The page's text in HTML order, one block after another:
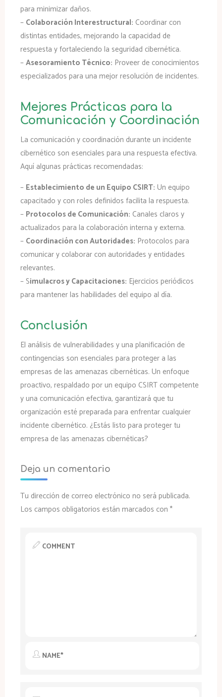
para minimizar daños.
– Colaboración Interestructural: Coordinar con
distintas entidades, mejorando la capacidad de
respuesta y fortaleciendo la seguridad cibernética.
– Asesoramiento Técnico: Proveer de conocimientos
especializados para una mejor resolución de incidentes.
Mejores Prácticas para la
Comunicación y Coordinación
La comunicación y coordinación durante un incidente
cibernético son esenciales para una respuesta efectiva.
Aquí algunas prácticas recomendadas:
– Establecimiento de un Equipo CSIRT: Un equipo
capacitado y con roles definidos facilita la respuesta.
– Protocolos de Comunicación: Canales claros y
actualizados para la colaboración interna y externa.
– Coordinación con Autoridades: Protocolos para
comunicar y colaborar con autoridades y entidades
relevantes.
– Simulacros y Capacitaciones: Ejercicios periódicos
para mantener las habilidades del equipo al día.
Conclusión
El análisis de vulnerabilidades y una planificación de
contingencias son esenciales para proteger a las
empresas de las amenazas cibernéticas. Un enfoque
proactivo, respaldado por un equipo CSIRT competente
y una comunicación efectiva, garantizará que tu
organización esté preparada para enfrentar cualquier
incidente cibernético. ¿Estás listo para proteger tu
empresa de las amenazas cibernéticas?
Deja un comentario
Tu dirección de correo electrónico no será publicada.
Los campos obligatorios están marcados con *